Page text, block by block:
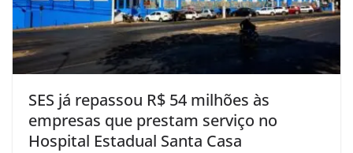
SES já repassou R$ 54 milhões às
empresas que prestam serviço no
Hospital Estadual Santa Casa